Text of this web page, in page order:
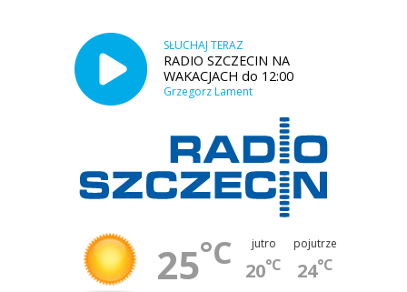
SŁUCHAJ TERAZ
RADIO SZCZECIN NA
WAKACJACH do 12:00
Grzegorz Lament
25°C jutro
20°C
pojutrze
24°C